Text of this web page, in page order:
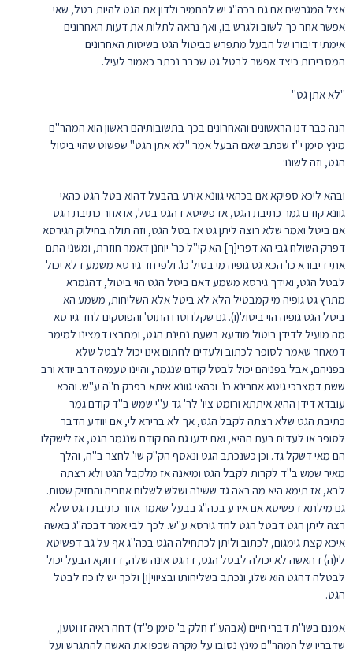
אצל המגרשים אם גם בכה"ג יש להחמיר ולדון את הגט להיות בטל, שאי
אפשר אחר כך לשוב ולגרש בו, ואף נראה לתלות את דעות האחרונים
אימתי דיבורו של הבעל מתפרש כביטול הגט בשיטות האחרונים
המסבירות כיצד אפשר לבטל גט שכבר נכתב כאמור לעיל.
"לא אתן גט"
הנה כבר דנו הראשונים והאחרונים בכך בתשובותיהם ראשון הוא המהר"ם
מינץ סימן י"ז שכתב שאם הבעל אמר "לא אתן הגט" שפשוט שהוי ביטול
הגט, וזה לשונו:
ובהא ליכא ספיקא אם בכהאי גוונא אירע בהבעל דהוא בטל הגט כהאי
גוונא קודם גמר כתיבת הגט, אז פשיטא דהגט בטל, או אחר כתיבת הגט
אם ביטל ואמר שלא רוצה ליתן גט אז בטל הגט, וזה תולה בחילוק הגירסא
דפרק השולח גבי הא דפרי[ך] הא קי"ל כר' יוחנן דאמר חוזרת, ומשני התם
אתי דיבורא כו' הכא גט גופיה מי בטיל כו'. ולפי חד גירסא משמע דלא יכול
לבטל הגט, ואידך גירסא משמע דאם ביטל הגט הוי ביטול, דהגמרא
מתרץ גט גופיה מי קמבטיל הלא לא ביטל אלא השליחות, משמע הא
ביטל הגט גופיה הוי ביטול(ו). גם שקלו וטרו התוס' והפוסקים לחד גירסא
מה מועיל לדידן ביטול מודעא בשעת נתינת הגט, ומתרצו דמצינו למימר
דמאחר שאמר לסופר לכתוב ולעדים לחתום אינו יכול לבטל שלא
בפניהם, אבל בפניהם יכול לבטל קודם שנגמר, והיינו טעמיה דרב יודא ורב
ששת דמצרכי גיטא אחרינא כו'. וכהאי גוונא איתא בפרק ח"ה ע"ש. והכא
עובדא דידן ההיא איתתא ורומט ציו' לר' גד ע"י שמש ב"ד קודם גמר
כתיבת הגט שלא רצתה לקבל הגט, אך לא ברירא לי, אם יוודע הדבר
לסופר או לעדים בעת ההיא, ואם ידעו גם הם קודם שנגמר הגט, אז לישקלו
הם מאי דשקל גד. וכן כשנכתב הגט ונאסף הק"ק שי' לחצר ב"ה, והלך
מאיר שמש ב"ד לקרות לקבל הגט ומיאנה אז מלקבל הגט ולא רצתה
לבא, אז תימא היא מה ראה גד ששינה ושלש לשלוח אחריה והחזיק שטות.
גם מילתא דפשיטא אם אירע בכה"ג בבעל שאמר אחר כתיבת הגט שלא
רצה ליתן הגט דבטל הגט לחד גירסא ע"ש. לכך לבי אמר דבכה"ג באשה
איכא קצת גימגום, לכתוב וליתן לכתחילה הגט בכה"ג אף על גב דפשיטא
לי(ה) דהאשה לא יכולה לבטל הגט, דהגט אינה שלה, דדווקא הבעל יכול
לבטלה דהגט הוא שלו, ונכתב בשליחותו ובציווי[ו] ולכך יש לו כח לבטל
הגט.
אמנם בשו"ת דברי חיים (אבהע"ז חלק ב' סימן פ"ד) דחה ראיה זו וטען,
שדבריו של המהר"ם מינץ נסובו על מקרה שכפו את האשה להתגרש ועל